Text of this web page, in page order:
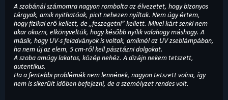
A szobánál számomra nagyon rombolta az élvezetet, hogy bizonyos
tárgyak, amik nyithatóak, picit nehezen nyíltak. Nem úgy értem,
hogy fizikai erő kellett, de „feszegetni” kellett. Mivel kárt senki nem
akar okozni, elkönyveltük, hogy később nyílik valahogy máshogy. A
másik, hogy UV-s feladványok is voltak, amiknél az UV zseblámpában,
ha nem új az elem, 5 cm-ről kell pásztázni dolgokat.
A szoba amúgy lakatos, közép nehéz. A dizájn nekem tetszett,
autentikus.
Ha a fentebbi problémák nem lennének, nagyon tetszett volna, így
nem is sikerült időben befejezni, de a személyzet rendes volt.